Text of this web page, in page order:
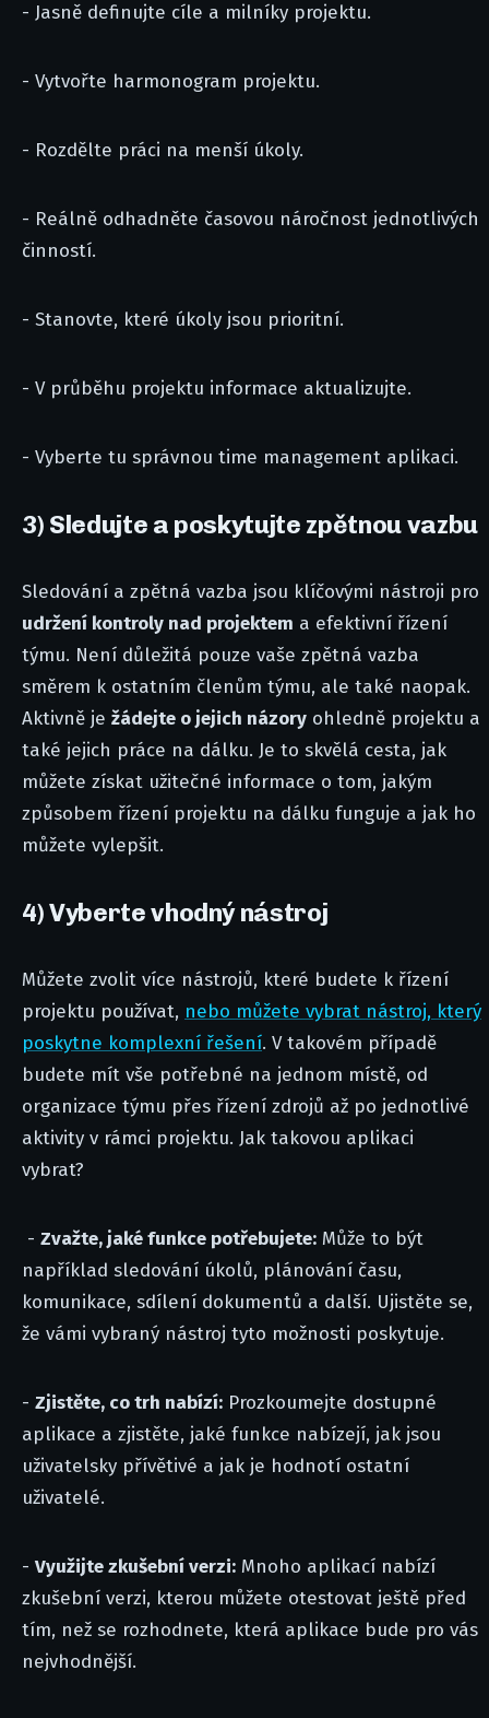
- Jasně definujte cíle a milníky projektu.
- Vytvořte harmonogram projektu.
- Rozdělte práci na menší úkoly.
- Reálně odhadněte časovou náročnost jednotlivých
činností.
- Stanovte, které úkoly jsou prioritní.
- V průběhu projektu informace aktualizujte.
- Vyberte tu správnou time management aplikaci.
3) Sledujte a poskytujte zpětnou vazbu
Sledování a zpětná vazba jsou klíčovými nástroji pro
udržení kontroly nad projektem a efektivní řízení
týmu. Není důležitá pouze vaše zpětná vazba
směrem k ostatním členům týmu, ale také naopak.
Aktivně je žádejte o jejich názory ohledně projektu a
také jejich práce na dálku. Je to skvělá cesta, jak
můžete získat užitečné informace o tom, jakým
způsobem řízení projektu na dálku funguje a jak ho
můžete vylepšit.
4) Vyberte vhodný nástroj
Můžete zvolit více nástrojů, které budete k řízení
projektu používat, nebo můžete vybrat nástroj, který
poskytne komplexní řešení. V takovém případě
budete mít vše potřebné na jednom místě, od
organizace týmu přes řízení zdrojů až po jednotlivé
aktivity v rámci projektu. Jak takovou aplikaci
vybrat?
- Zvažte, jaké funkce potřebujete: Může to být
například sledování úkolů, plánování času,
komunikace, sdílení dokumentů a další. Ujistěte se,
že vámi vybraný nástroj tyto možnosti poskytuje.
- Zjistěte, co trh nabízí: Prozkoumejte dostupné
aplikace a zjistěte, jaké funkce nabízejí, jak jsou
uživatelsky přívětivé a jak je hodnotí ostatní
uživatelé.
- Využijte zkušební verzi: Mnoho aplikací nabízí
zkušební verzi, kterou můžete otestovat ještě před
tím, než se rozhodnete, která aplikace bude pro vás
nejvhodnější.